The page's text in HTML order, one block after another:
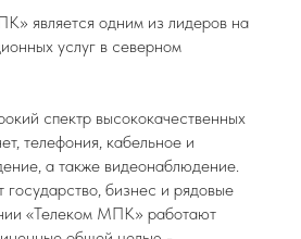
является одним из лидеров на
услуг в северном
спектр высококачественных
телефония, кабельное и
а также видеонаблюдение.
бизнес и рядовые
«Телеком МПК» работают